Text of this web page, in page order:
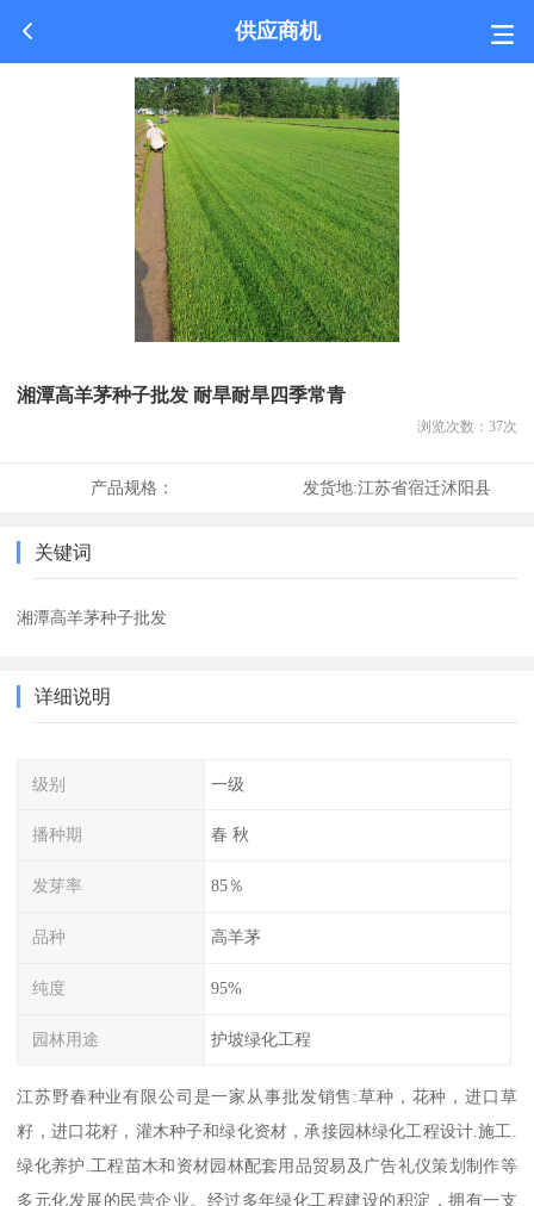
供应商机
湘潭高羊茅种子批发 耐旱耐旱四季常青
浏览次数： 37次
产品规格： 发货地:江苏省宿迁沭阳县
关键词
湘潭高羊茅种子批发
详细说明
级别 一级
播种期 春 秋
发芽率 85％
品种 高羊茅
纯度 95%
园林用途 护坡绿化工程
江苏野春种业有限公司是一家从事批发销售:草种，花种，进口草
籽，进口花籽，灌木种子和绿化资材，承接园林绿化工程设计.施工.
绿化养护.工程苗木和资材园林配套用品贸易及广告礼仪策划制作等
多元化发展的民营企业。经过多年绿化工程建设的积淀，拥有一支